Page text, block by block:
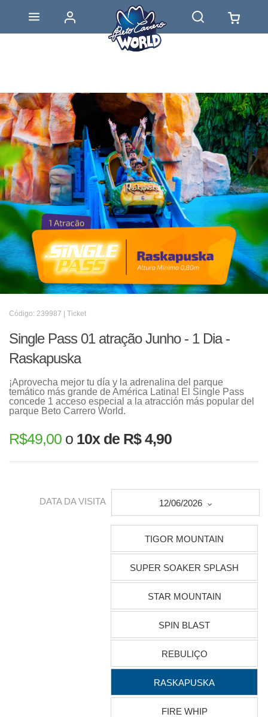
Código: 239987 | Ticket
Single Pass 01 atração Junho - 1 Dia -
Raskapuska
¡Aprovecha mejor tu día y la adrenalina del parque
temático más grande de América Latina! El Single Pass
concede 1 acceso especial a la atracción más popular del
parque Beto Carrero World.
R$49,00 o 10x de R$ 4,90
DATA DA VISITA 12/06/2026
TIGOR MOUNTAIN
SUPER SOAKER SPLASH
STAR MOUNTAIN
SPIN BLAST
REBULIÇO
RASKAPUSKA
FIRE WHIP